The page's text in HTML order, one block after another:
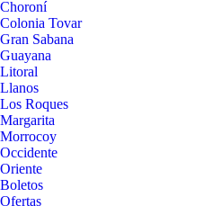
Choroní
Colonia Tovar
Gran Sabana
Guayana
Litoral
Llanos
Los Roques
Margarita
Morrocoy
Occidente
Oriente
Boletos
Ofertas